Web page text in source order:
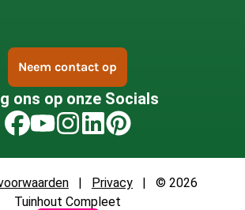
Neem contact op
ons op onze Socials
| Privacy| © 2026
Tuinhout Compleet